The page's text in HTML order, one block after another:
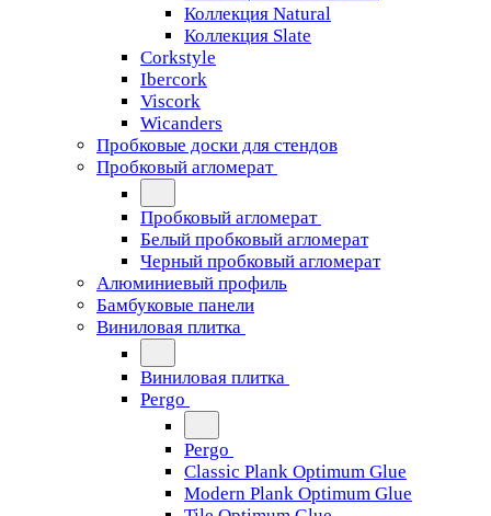
Коллекция Natural
Коллекция Slate
Corkstyle
Ibercork
Viscork
Wicanders
Пробковые доски для стендов
Пробковый агломерат
Пробковый агломерат
Белый пробковый агломерат
Черный пробковый агломерат
Алюминиевый профиль
Бамбуковые панели
Виниловая плитка
Виниловая плитка
Pergo
Pergo
Classic Plank Optimum Glue
Modern Plank Optimum Glue